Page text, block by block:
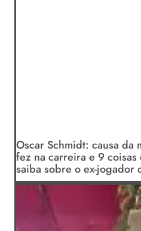
Oscar Schmidt: causa da
fez na carreira e 9
saiba sobre o ex-jogador